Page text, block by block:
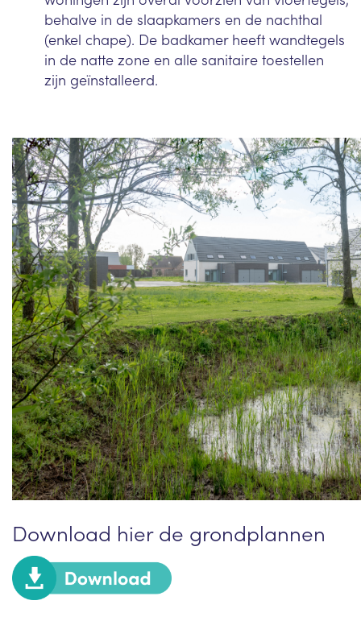
behalve in de slaapkamers en de nachthal
(enkel chape). De badkamer heeft wandtegels
in de natte zone en alle sanitaire toestellen
zijn geïnstalleerd.
Download hier de grondplannen